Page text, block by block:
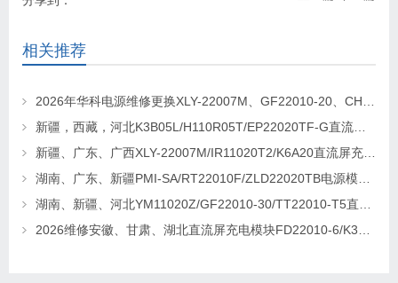
相关推荐
2026年华科电源维修更换XLY-22007M、GF22010-20、CHR-22020直流屏充电模块
新疆，西藏，河北K3B05L/H110R05T/EP22020TF-G直流屏充电模块维修更换
新疆、广东、广西XLY-22007M/IR11020T2/K6A20直流屏充电模块维修更换
湖南、广东、新疆PMI-SA/RT22010F/ZLD22020TB电源模块维修更换
湖南、新疆、河北YM11020Z/GF22010-30/TT22010-T5直流屏充电模块维修更换
2026维修安徽、甘肃、湖北直流屏充电模块FD22010-6/K3B20L/GF22010-10